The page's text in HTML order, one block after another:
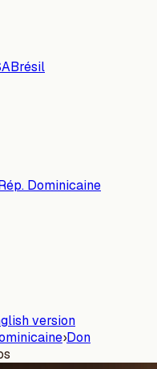
Brésil
Dominicaine
version
›Don